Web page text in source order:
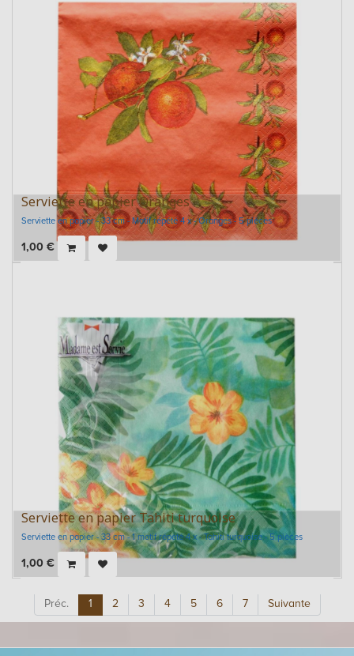
Serviette en papier Oranges
Serviette en papier - 33 cm - Motif répété 4 x - Oranges - 5 pièces
1,00 €
Serviette en papier Tahiti turquoise
Serviette en papier - 33 cm - 1 motif répété 4 x - Tahiti turquoise - 5 pièces
1,00 €
Préc. 1 2 3 4 5 6 7 Suivante